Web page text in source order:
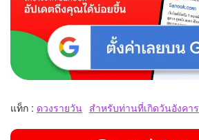
แท็ก : ดวงรายวัน สำหรับท่านที่เกิดวันอังคาร